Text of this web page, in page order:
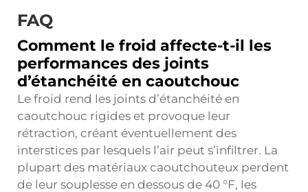
FAQ
Comment le froid affecte-t-il les
performances des joints
d’étanchéité en caoutchouc
Le froid rend les joints d’étanchéité en
caoutchouc rigides et provoque leur
rétraction, créant éventuellement des
interstices par lesquels l’air peut s’infiltrer. La
plupart des matériaux caoutchouteux perdent
de leur souplesse en dessous de 40 °F, les